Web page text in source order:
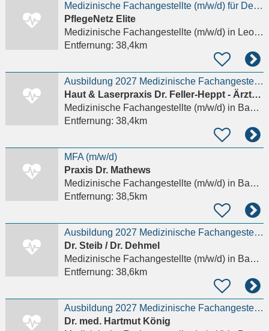
Medizinische Fachangestellte (m/w/d) für Dermatologe
PflegeNetz Elite
Medizinische Fachangestellte (m/w/d)in Leonberg, Eltingen
Entfernung: 38,4km
Ausbildung 2027 Medizinische Fachangestellte (m/w/d)
Haut & Laserpraxis Dr. Feller-Heppt - Ärztehaus Vincenti
Medizinische Fachangestellte (m/w/d)in Baden-Baden
Entfernung: 38,4km
MFA (m/w/d)
Praxis Dr. Mathews
Medizinische Fachangestellte (m/w/d)in Baden-Baden
Entfernung: 38,5km
Ausbildung 2027 Medizinische Fachangestellte (m/w/d)
Dr. Steib / Dr. Dehmel
Medizinische Fachangestellte (m/w/d)in Baden-Baden
Entfernung: 38,6km
Ausbildung 2027 Medizinische Fachangestellte (m/w/d)
Dr. med. Hartmut König